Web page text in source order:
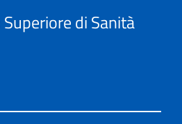
di Sanità